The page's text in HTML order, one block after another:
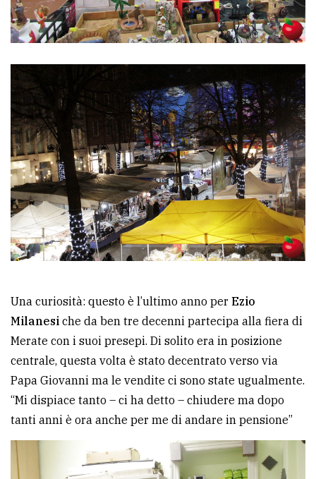
Una curiosità: questo è l’ultimo anno per Ezio
Milanesi che da ben tre decenni partecipa alla fiera di
Merate con i suoi presepi. Di solito era in posizione
centrale, questa volta è stato decentrato verso via
Papa Giovanni ma le vendite ci sono state ugualmente.
“Mi dispiace tanto – ci ha detto – chiudere ma dopo
tanti anni è ora anche per me di andare in pensione”